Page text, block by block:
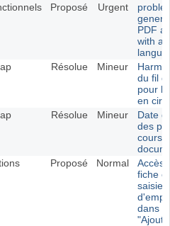
Proposé Urgent
PDF
with
Résolue Mineur
du fil
pour
en
Résolue Mineur
Date
des
cours
Proposé Normal
Accès
fiche
saisie
dans